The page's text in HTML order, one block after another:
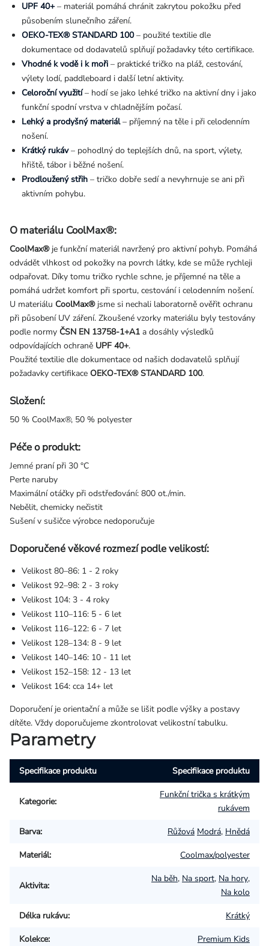
UPF 40+– materiál pomáhá chránit zakrytou pokožku před
působením slunečního záření.
OEKO-TEX® STANDARD 100– použité textilie dle
dokumentace od dodavatelů splňují požadavky této certifikace.
Vhodné k vodě i k moři – praktické tričko na pláž, cestování,
výlety lodí, paddleboard i další letní aktivity.
Celoroční využití– hodí se jako lehké tričko na aktivní dny i jako
funkční spodní vrstva v chladnějším počasí.
Lehký a prodyšný materiál– příjemný na těle i při celodenním
nošení.
Krátký rukáv– pohodlný do teplejších dnů, na sport, výlety,
hřiště, tábor i běžné nošení.
Prodloužený střih – tričko dobře sedí a nevyhrnuje se ani při
aktivním pohybu.
O materiálu CoolMax®:
CoolMax®je funkční materiál navržený pro aktivní pohyb. Pomáhá
odvádět vlhkost od pokožky na povrch látky, kde se může rychleji
odpařovat. Díky tomu tričko rychle schne, je příjemné na těle a
pomáhá udržet komfort při sportu, cestování i celodenním nošení.
U materiálu CoolMax®jsme si nechali laboratorně ověřit ochranu
při působení UV záření. Zkoušené vzorky materiálu byly testovány
podle normy ČSN EN 13758-1+A1 a dosáhly výsledků
odpovídajících ochraně UPF 40+.
Použité textilie dle dokumentace od našich dodavatelů splňují
požadavky certifikace OEKO-TEX® STANDARD 100.
Složení:
50 % CoolMax®, 50 % polyester
Péče o produkt:
Jemné praní při 30 °C
Perte naruby
Maximální otáčky při odstřeďování: 800 ot./min.
Nebělit, chemicky nečistit
Sušení v sušičce výrobce nedoporučuje
Doporučené věkové rozmezí podle velikostí:
Velikost 80–86: 1 - 2 roky
Velikost 92–98: 2 - 3 roky
Velikost 104: 3 - 4 roky
Velikost 110–116: 5 - 6 let
Velikost 116–122: 6 - 7 let
Velikost 128–134: 8 - 9 let
Velikost 140–146: 10 - 11 let
Velikost 152–158: 12 - 13 let
Velikost 164: cca 14+ let
Doporučení je orientační a může se lišit podle výšky a postavy
dítěte. Vždy doporučujeme zkontrolovat velikostní tabulku.
Parametry
Specifikace produktu Specifikace produktu
Kategorie:
Funkční trička s krátkým
rukávem
Barva: Růžová Modrá, Hnědá
Materiál: Coolmax/polyester
Aktivita:
Na běh, Na sport, Na hory,
Na kolo
Délka rukávu: Krátký
Kolekce: Premium Kids